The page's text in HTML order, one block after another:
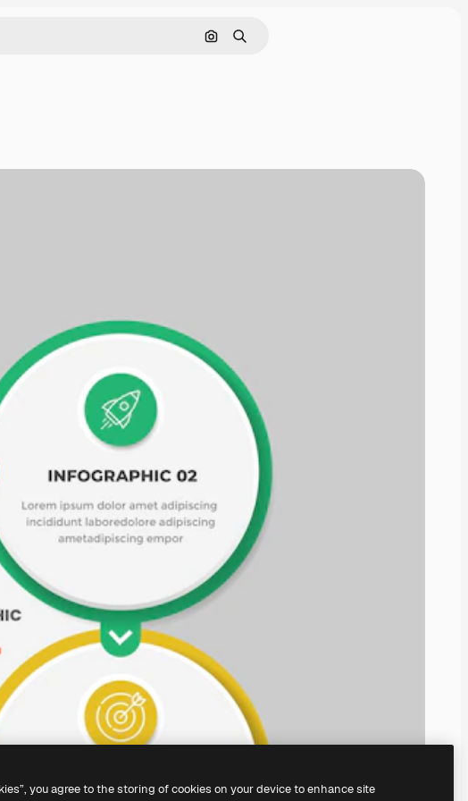
Rechercher par image
Rechercher
you agree to the storing of cookies on your device to enhance site